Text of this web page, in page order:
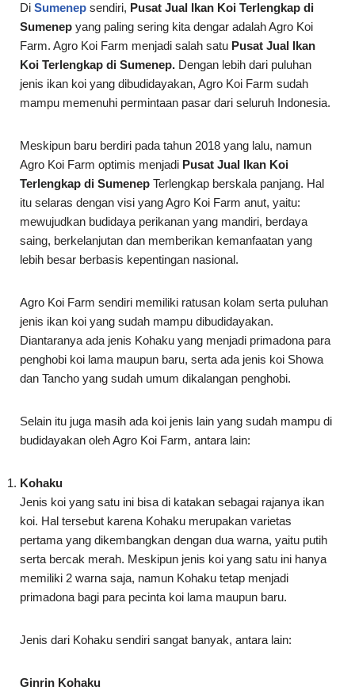
Di Sumenep sendiri, Pusat Jual Ikan Koi Terlengkap di
Sumenep yang paling sering kita dengar adalah Agro Koi
Farm. Agro Koi Farm menjadi salah satu Pusat Jual Ikan
Koi Terlengkap di Sumenep. Dengan lebih dari puluhan
jenis ikan koi yang dibudidayakan, Agro Koi Farm sudah
mampu memenuhi permintaan pasar dari seluruh Indonesia.
Meskipun baru berdiri pada tahun 2018 yang lalu, namun
Agro Koi Farm optimis menjadi Pusat Jual Ikan Koi
Terlengkap di Sumenep Terlengkap berskala panjang. Hal
itu selaras dengan visi yang Agro Koi Farm anut, yaitu:
mewujudkan budidaya perikanan yang mandiri, berdaya
saing, berkelanjutan dan memberikan kemanfaatan yang
lebih besar berbasis kepentingan nasional.
Agro Koi Farm sendiri memiliki ratusan kolam serta puluhan
jenis ikan koi yang sudah mampu dibudidayakan.
Diantaranya ada jenis Kohaku yang menjadi primadona para
penghobi koi lama maupun baru, serta ada jenis koi Showa
dan Tancho yang sudah umum dikalangan penghobi.
Selain itu juga masih ada koi jenis lain yang sudah mampu di
budidayakan oleh Agro Koi Farm, antara lain:
Kohaku
Jenis koi yang satu ini bisa di katakan sebagai rajanya ikan
koi. Hal tersebut karena Kohaku merupakan varietas
pertama yang dikembangkan dengan dua warna, yaitu putih
serta bercak merah. Meskipun jenis koi yang satu ini hanya
memiliki 2 warna saja, namun Kohaku tetap menjadi
primadona bagi para pecinta koi lama maupun baru.
Jenis dari Kohaku sendiri sangat banyak, antara lain:
Ginrin Kohaku